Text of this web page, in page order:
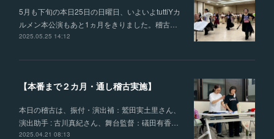
5月も下旬の本日25日の日曜日、いよいよtuttiYカ
ルメン本公演もあと1ヵ月をきりました。稽古…
2025.05.25 14:12
【本番まで２カ月・通し稽古実施】
本日の稽古は、振付・演出補：鷲田実土里さん、
演出助手 : 古川真紀さん、舞台監督：礒田有香…
2025.04.21 08:13